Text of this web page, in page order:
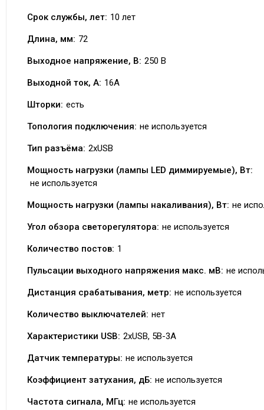
Срок службы, лет: 10 лет
Длина, мм: 72
Выходное напряжение, В: 250 В
Выходной ток, А: 16А
Шторки: есть
Топология подключения: не используется
Тип разъёма: 2xUSB
Мощность нагрузки (лампы LED диммируемые), Вт:
не используется
Мощность нагрузки (лампы накаливания), Вт: не
Угол обзора светорегулятора: не используется
Количество постов: 1
Пульсации выходного напряжения макс. мВ: не
Дистанция срабатывания, метр: не используется
Количество выключателей: нет
Характеристики USB: 2хUSB, 5В-3А
Датчик температуры: не используется
Коэффициент затухания, дБ: не используется
Частота сигнала, МГц: не используется